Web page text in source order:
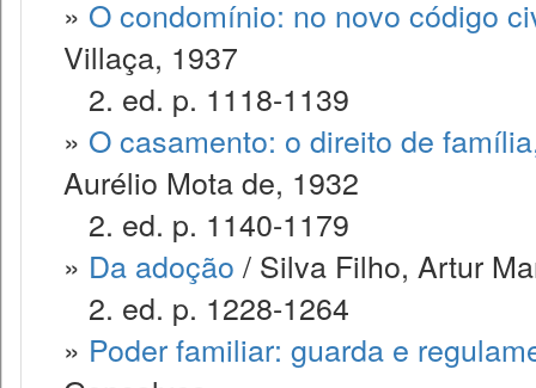
» O condomínio: no novo código
Villaça, 1937
2. ed. p. 1118-1139
» O casamento: o direito de
Aurélio Mota de, 1932
2. ed. p. 1140-1179
» Da adoção / Silva Filho, Artur
2. ed. p. 1228-1264
» Poder familiar: guarda e